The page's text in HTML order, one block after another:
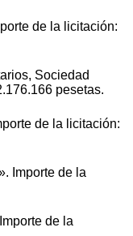
de la licitación:
Sociedad
pesetas.
de la licitación:
Importe de la
de la